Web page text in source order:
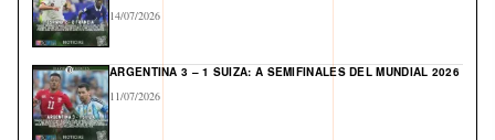
14/07/2026
ARGENTINA 3 – 1 SUIZA: A SEMIFINALES DEL MUNDIAL 2026
11/07/2026